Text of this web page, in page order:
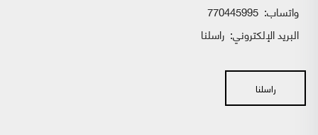
واتساب:
البريد الإلكتروني: راسلنا
راسلنا